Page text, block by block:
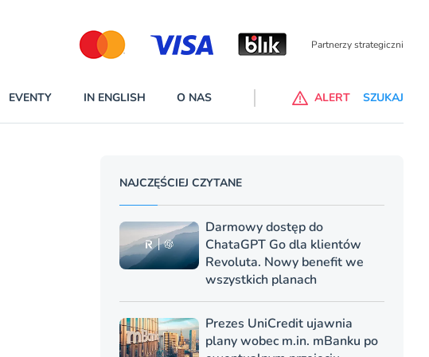
Partnerzy strategiczni
W najniższych planach – Standard i Plus – z usługi będzie można korzsytać za
darmo przez trzy miesiące
EVENTY IN ENGLISH O NAS ALERT SZUKAJ
NAJCZĘŚCIEJ CZYTANE
Darmowy dostęp do
ChataGPT Go dla klientów
Revoluta. Nowy benefit we
wszystkich planach
Prezes UniCredit ujawnia
plany wobec m.in. mBanku po